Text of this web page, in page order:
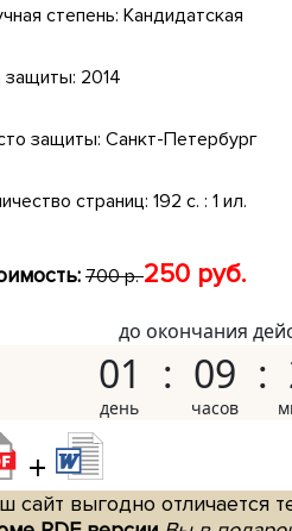
степень: Кандидатская
защиты: 2014
защиты: Санкт-Петербург
страниц: 192 с. : 1 ил.
700 р.250 руб.
до окончания
01 09
+
сайт выгодно отличается